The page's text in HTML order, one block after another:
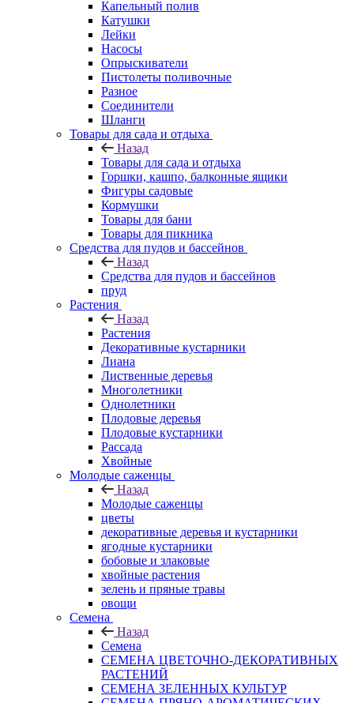
Капельный полив
Катушки
Лейки
Насосы
Опрыскиватели
Пистолеты поливочные
Разное
Соединители
Шланги
Товары для сада и отдыха
Назад
Товары для сада и отдыха
Горшки, кашпо, балконные ящики
Фигуры садовые
Кормушки
Товары для бани
Товары для пикника
Средства для пудов и бассейнов
Назад
Средства для пудов и бассейнов
пруд
Растения
Назад
Растения
Декоративные кустарники
Лиана
Лиственные деревья
Многолетники
Однолетники
Плодовые деревья
Плодовые кустарники
Рассада
Хвойные
Молодые саженцы
Назад
Молодые саженцы
цветы
декоративные деревья и кустарники
ягодные кустарники
бобовые и злаковые
хвойные растения
зелень и пряные травы
овощи
Семена
Назад
Семена
СЕМЕНА ЦВЕТОЧНО-ДЕКОРАТИВНЫХ
РАСТЕНИЙ
СЕМЕНА ЗЕЛЕННЫХ КУЛЬТУР